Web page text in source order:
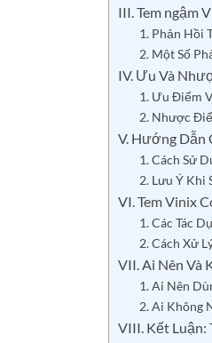
III. Tem ngậm
1. Phản Hồi
2. Một Số
IV. Ưu Và
1. Ưu Điểm
2. Nhược
V. Hướng Dẫn
1. Cách Sử
2. Lưu Ý Khi
VI. Tem Vinix
1. Các Tác
2. Cách Xử
VII. Ai Nên Và
1. Ai Nên
2. Ai Không
VIII. Kết Luận: